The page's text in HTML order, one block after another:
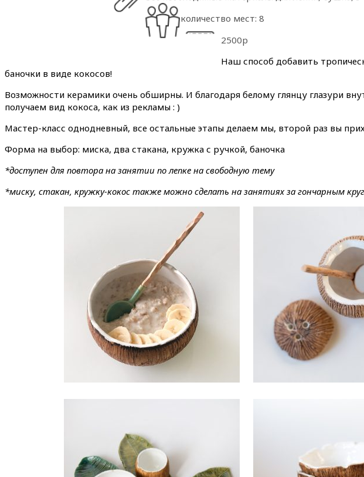
количество мест: 8
2500р
Наш способ добавить
баночки в виде кокосов!
Возможности керамики очень обширны. И благодаря белому глянцу глазури
получаем вид кокоса, как из рекламы : )
Мастер-класс однодневный, все остальные этапы делаем мы, второй раз вы
Форма на выбор: миска, два стакана, кружка с ручкой, баночка
*доступен для повтора на занятии по лепке на свободную тему
*миску, стакан, кружку-кокос также можно сделать на занятиях за гончарным